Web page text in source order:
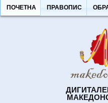
ПОЧЕТНА ПРАВОПИС